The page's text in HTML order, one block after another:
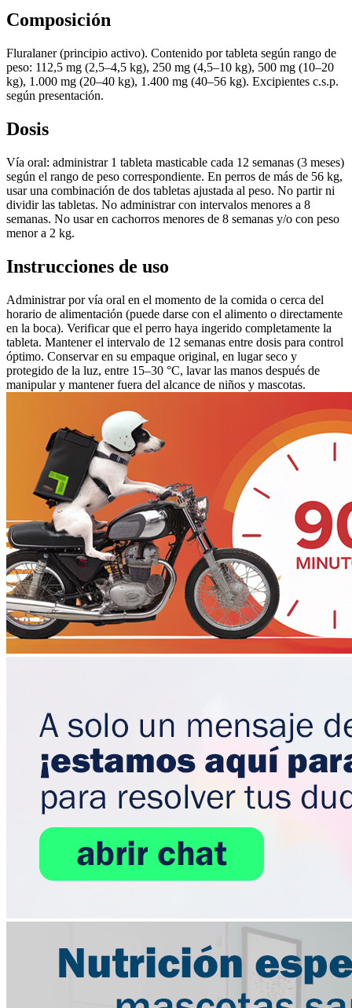
Composición
Fluralaner (principio activo). Contenido por tableta según rango de
peso: 112,5 mg (2,5–4,5 kg), 250 mg (4,5–10 kg), 500 mg (10–20
kg), 1.000 mg (20–40 kg), 1.400 mg (40–56 kg). Excipientes c.s.p.
según presentación.
Dosis
Vía oral: administrar 1 tableta masticable cada 12 semanas (3 meses)
según el rango de peso correspondiente. En perros de más de 56 kg,
usar una combinación de dos tabletas ajustada al peso. No partir ni
dividir las tabletas. No administrar con intervalos menores a 8
semanas. No usar en cachorros menores de 8 semanas y/o con peso
menor a 2 kg.
Instrucciones de uso
Administrar por vía oral en el momento de la comida o cerca del
horario de alimentación (puede darse con el alimento o directamente
en la boca). Verificar que el perro haya ingerido completamente la
tableta. Mantener el intervalo de 12 semanas entre dosis para control
óptimo. Conservar en su empaque original, en lugar seco y
protegido de la luz, entre 15–30 °C, lavar las manos después de
manipular y mantener fuera del alcance de niños y mascotas.